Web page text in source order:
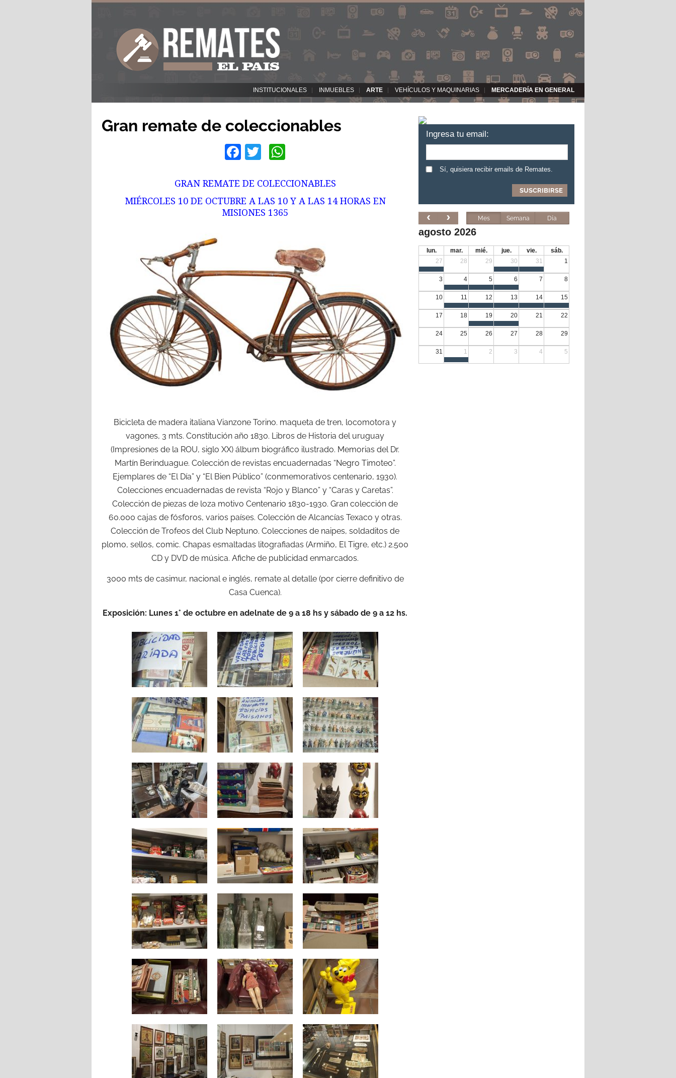
INSTITUCIONALES INMUEBLES ARTE VEHÍCULOS Y MAQUINARIAS MERCADERÍA EN GENERAL
Gran remate de coleccionables
Facebook
Twitter
GRAN REMATE DE COLECCIONABLES
MIÉRCOLES 10 DE OCTUBRE A LAS 10 Y A LAS 14 HORAS EN
MISIONES 1365
Bicicleta de madera italiana Vianzone Torino. maqueta de tren, locomotora y
vagones, 3 mts. Constitución año 1830. Libros de Historia del uruguay
(Impresiones de la ROU, siglo XX) álbum biográfico ilustrado. Memorias del Dr.
Martín Berinduague. Colección de revistas encuadernadas “Negro Timoteo”.
Ejemplares de “El Día” y “El Bien Público” (conmemorativos centenario, 1930).
Colecciones encuadernadas de revista “Rojo y Blanco” y “Caras y Caretas”.
Colección de piezas de loza motivo Centenario 1830-1930. Gran colección de
60.000 cajas de fósforos, varios países. Colección de Alcancías Texaco y otras.
Colección de Trofeos del Club Neptuno. Colecciones de naipes, soldaditos de
plomo, sellos, comic. Chapas esmaltadas litografiadas (Armiño, El Tigre, etc.) 2.500
CD y DVD de música. Afiche de publicidad enmarcados.
3000 mts de casimur, nacional e inglés, remate al detalle (por cierre definitivo de
Casa Cuenca).
Exposición: Lunes 1° de octubre en adelnate de 9 a 18 hs y sábado de 9 a 12 hs.
Ingresa tu email:
Sí, quisiera recibir emails de Remates.
Mes Semana Día
agosto 2026
lun. mar. mié. jue. vie.
sáb.
27
28 29 30 31 1
3 4 5 6 7 8
10 11 12 13 14 15
17 18 19 20 21 22
24 25 26 27 28 29
31 1 2 3 4 5